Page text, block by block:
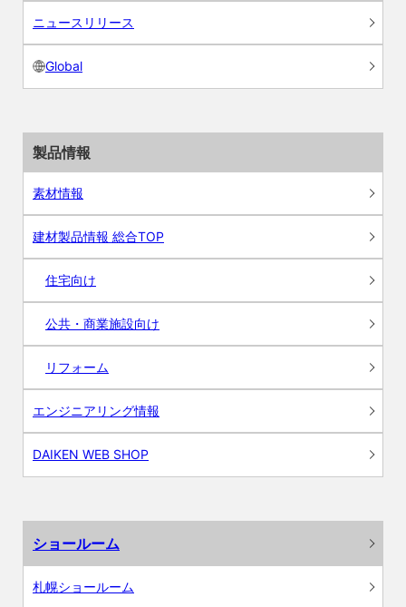
ニュースリリース
Global
製品情報
素材情報
建材製品情報 総合TOP
住宅向け
公共・商業施設向け
リフォーム
エンジニアリング情報
DAIKEN WEB SHOP
ショールーム
札幌ショールーム